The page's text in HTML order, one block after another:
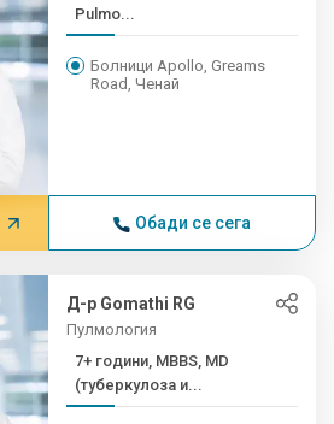
Pulmo...
Болници Apollo, Greams
Road, Ченай
Обади се сега
Д-р Gomathi RG
Пулмология
7+ години, MBBS, MD
(туберкулоза и...